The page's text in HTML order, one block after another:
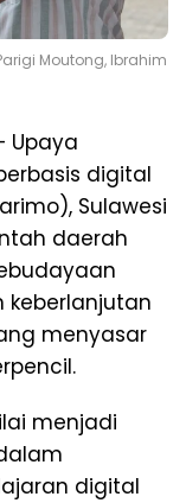
Moutong, Ibrahim
Upaya
digital
Sulawesi
daerah
keberlanjutan
menyasar
menjadi
digital